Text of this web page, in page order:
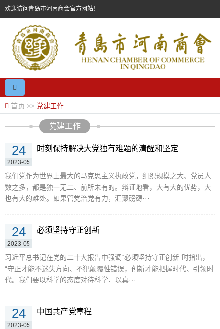
欢迎访问青岛市河南商会官方网站！
首页 >> 党建工作
党建工作
24
2023-05
时刻保持解决大党独有难题的清醒和坚定
我们党作为世界上最大的马克思主义执政党，组织规模之大、党员人
数之多，都是独一无二、前所未有的。辩证地看，大有大的优势，大
也有大的难处。如果管党治党有力，汇聚磅礴···
24
2023-05
必须坚持守正创新
习近平总书记在党的二十大报告中强调“必须坚持守正创新”时指出，
“守正才能不迷失方向、不犯颠覆性错误，创新才能把握时代、引领时
代。我们要以科学的态度对待科学、以真···
24
2023-05
中国共产党章程